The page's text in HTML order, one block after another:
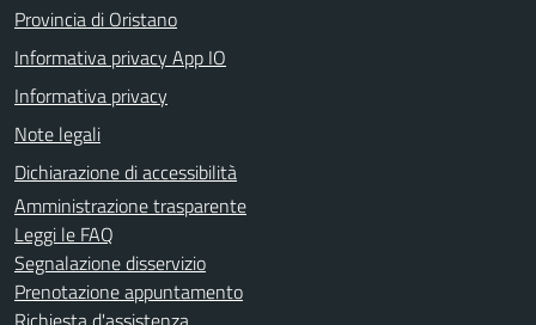
Provincia di Oristano
Informativa privacy App IO
Informativa privacy
Note legali
Dichiarazione di accessibilità
Amministrazione trasparente
Leggi le FAQ
Segnalazione disservizio
Prenotazione appuntamento